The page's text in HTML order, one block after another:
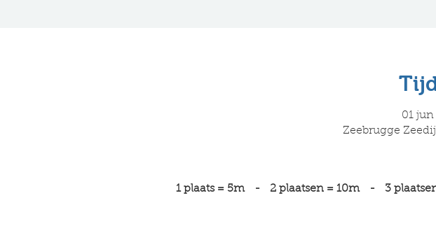
01
Zeebrugge
1 plaats = 5m   -   2 plaatsen = 10m   -   3